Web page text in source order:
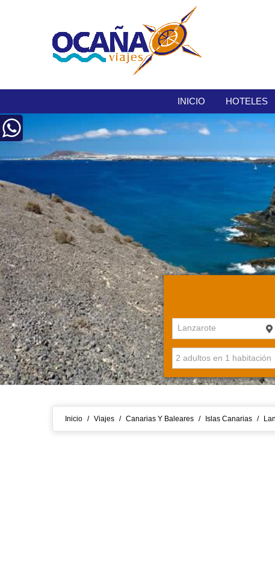
INICIO HOTELES
Lanzarote
Inicio / Viajes / Canarias Y Baleares / Islas Canarias /